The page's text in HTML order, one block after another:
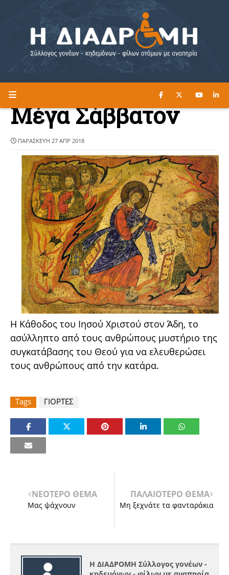
Η ΔΙΑΔΡΟΜΗ ΔΙΑΒΑΣΤΕ ΕΔΩ ►
Μέγα Σάββατον
ΠΑΡΑΣΚΕΥΉ 27 ΑΠΡ 2018
Η Κάθοδος του Ιησού Χριστού στον Άδη, το
ασύλληπτο από τους ανθρώπους μυστήριο της
συγκατάβασης του Θεού για να ελευθερώσει
τους ανθρώπους από την κατάρα.
Tags ΓΙΟΡΤΕΣ
ΝΕΟΤΕΡΟ ΘΕΜΑ
Μας ψάχνουν
ΠΑΛΑΙΟΤΕΡΟ ΘΕΜΑ
Μη ξεχνάτε τα φανταράκια
Η ΔΙΑΔΡΟΜΗ Σύλλογος γονέων -